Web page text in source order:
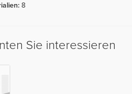
8
Sie interessieren